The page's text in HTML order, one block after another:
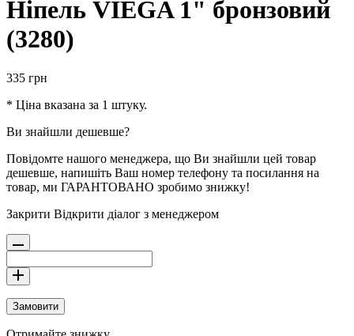
Ніпель VIEGA 1" бронзовий
(3280)
335 грн
* Ціна вказана за 1 штуку.
Ви знайшли дешевше?
Повідомте нашого менеджера, що Ви знайшли цей товар
дешевше, напишіть Ваш номер телефону та посилання на
товар, ми ГАРАНТОВАНО зробимо знижку!
Закрити Відкрити діалог з менеджером
Замовити